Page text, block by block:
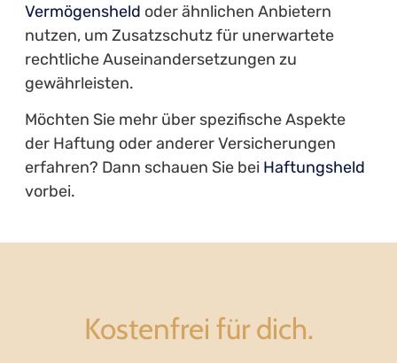
Vermögensheld oder ähnlichen Anbietern
nutzen, um Zusatzschutz für unerwartete
rechtliche Auseinandersetzungen zu
gewährleisten.
Möchten Sie mehr über spezifische Aspekte
der Haftung oder anderer Versicherungen
erfahren? Dann schauen Sie bei Haftungsheld
vorbei.
Kostenfrei für dich.